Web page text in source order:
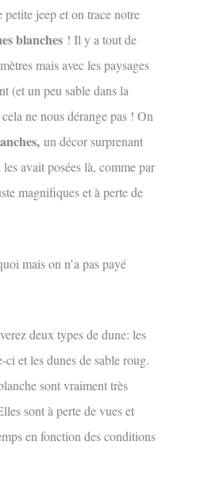
jeep et on trace notre
blanches ! Il y a tout de
mais avec les paysages
(et un peu sable dans la
ne nous dérange pas ! On
un décor surprenant
avait posées là, comme par
magnifiques et à perte de
mais on n’a pas payé
deux types de dune: les
ci et les dunes de sable roug.
sont vraiment très
sont à perte de vues et
en fonction des conditions